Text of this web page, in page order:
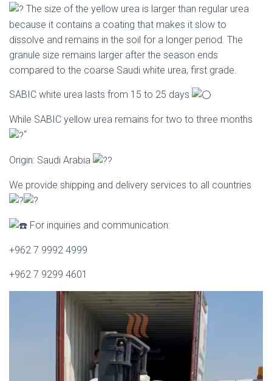
The size of the yellow urea is larger than regular urea
because it contains a coating that makes it slow to
dissolve and remains in the soil for a longer period. The
granule size remains larger after the season ends
compared to the coarse Saudi white urea, first grade.
SABIC white urea lasts from 15 to 25 days
While SABIC yellow urea remains for two to three months
“
Origin: Saudi Arabia
We provide shipping and delivery services to all countries
For inquiries and communication:
+962 7 9992 4999
+962 7 9299 4601